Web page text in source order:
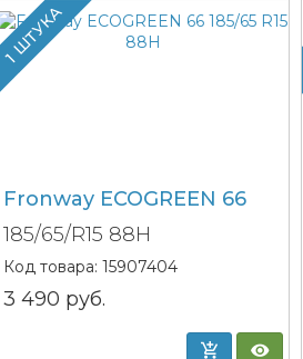
1 ШТУКА
Fronway ECOGREEN 66
185/65/R15 88H
Код товара:15907404
3 490 руб.